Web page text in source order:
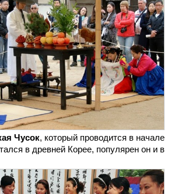
Чусок, который проводится в начале
в древней Корее, популярен он и в